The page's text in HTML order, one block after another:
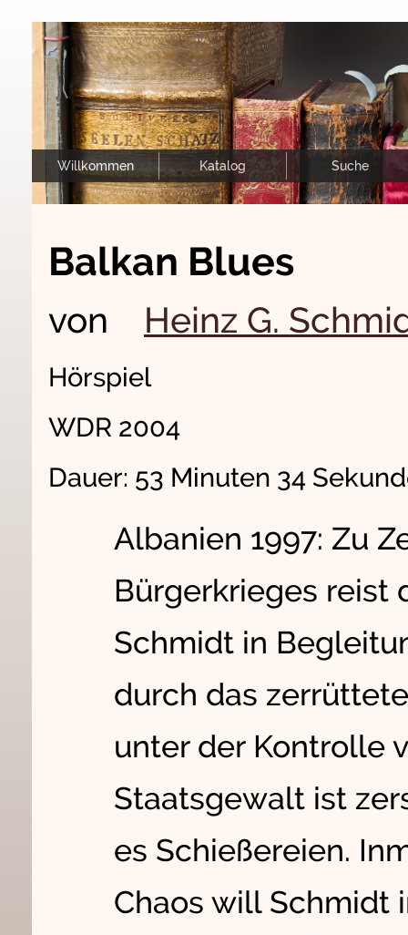
Willkommen Katalog Suche
Balkan Blues
von Heinz G.
Hörspiel
WDR 2004
Dauer: 53 Minuten 34
Albanien 1997: Zu
Bürgerkrieges reist
Schmidt in
durch das
unter der Kontrolle
Staatsgewalt ist
es Schießereien.
Chaos will Schmidt